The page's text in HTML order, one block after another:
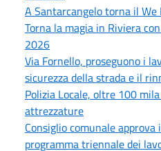
A Santarcangelo torna il We
Torna la magia in Riviera
2026
Via Fornello, proseguono i
sicurezza della strada e il
Polizia Locale, oltre 100
attrezzature
Consiglio comunale
programma triennale dei